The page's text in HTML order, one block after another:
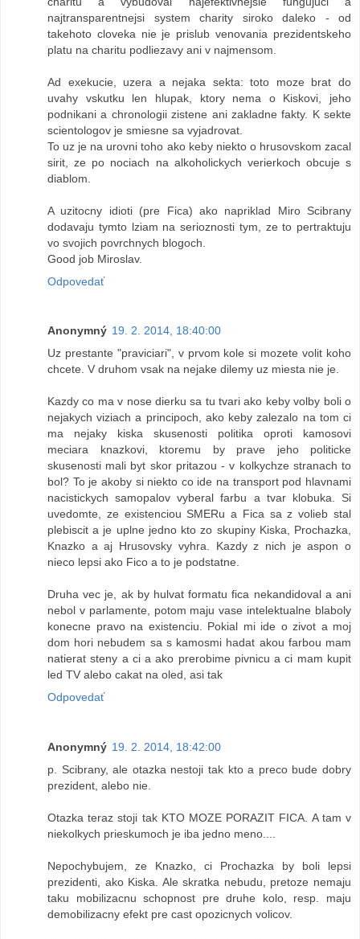
najtransparentnejsi system charity siroko daleko - od
takehoto cloveka nie je prislub venovania prezidentskeho
platu na charitu podliezavy ani v najmensom.
Ad exekucie, uzera a nejaka sekta: toto moze brat do
uvahy vskutku len hlupak, ktory nema o Kiskovi, jeho
podnikani a chronologii zistene ani zakladne fakty. K sekte
scientologov je smiesne sa vyjadrovat.
To uz je na urovni toho ako keby niekto o hrusovskom zacal
sirit, ze po nociach na alkoholickych verierkoch obcuje s
diablom.
A uzitocny idioti (pre Fica) ako napriklad Miro Scibrany
dodavaju tymto lziam na serioznosti tym, ze to pertraktuju
vo svojich povrchnych blogoch.
Good job Miroslav.
Odpovedať
Anonymný 19. 2. 2014, 18:40:00
Uz prestante "praviciari", v prvom kole si mozete volit koho
chcete. V druhom vsak na nejake dilemy uz miesta nie je.
Kazdy co ma v nose dierku sa tu tvari ako keby volby boli o
nejakych viziach a principoch, ako keby zalezalo na tom ci
ma nejaky kiska skusenosti politika oproti kamosovi
meciara knazkovi, ktoremu by prave jeho politicke
skusenosti mali byt skor pritazou - v kolkychze stranach to
bol? To je akoby si niekto co ide na transport pod hlavnami
nacistickych samopalov vyberal farbu a tvar klobuka. Si
uvedomte, ze existenciou SMERu a Fica sa z volieb stal
plebiscit a je uplne jedno kto zo skupiny Kiska, Prochazka,
Knazko a aj Hrusovsky vyhra. Kazdy z nich je aspon o
nieco lepsi ako Fico a to je podstatne.
Druha vec je, ak by hulvat formatu fica nekandidoval a ani
nebol v parlamente, potom maju vase intelektualne blaboly
konecne pravo na existenciu. Pokial mi ide o zivot a moj
dom hori nebudem sa s kamosmi hadat akou farbou mam
natierat steny a ci a ako prerobime pivnicu a ci mam kupit
led TV alebo cakat na oled, asi tak
Odpovedať
Anonymný 19. 2. 2014, 18:42:00
p. Scibrany, ale otazka nestoji tak kto a preco bude dobry
prezident, alebo nie.
Otazka teraz stoji tak KTO MOZE PORAZIT FICA. A tam v
niekolkych prieskumoch je iba jedno meno....
Nepochybujem, ze Knazko, ci Prochazka by boli lepsi
prezidenti, ako Kiska. Ale skratka nebudu, pretoze nemaju
taku mobilizacnu schopnost pre druhe kolo, resp. maju
demobilizacny efekt pre cast opozicnych volicov.